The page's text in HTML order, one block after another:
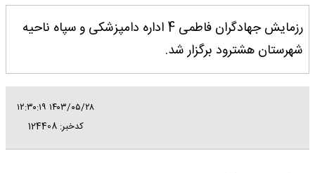
رزمایش جهادگران فاطمی 4 اداره دامپزشکی و سپاه ناحیه
شهرستان هشترود برگزار شد.
۱۴۰۳/۰۵/۲۸ ۱۲:۳۰:۱۹
کدخبر: 124408